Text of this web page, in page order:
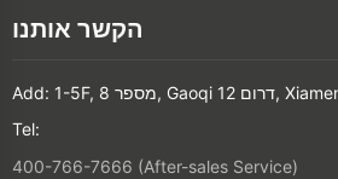
הקשר אותנו
Tel:
400-766-7666 (After-sales Service)